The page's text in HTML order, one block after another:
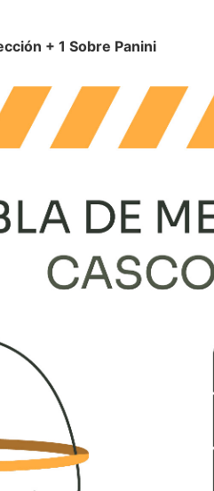
+ 1 Sobre Panini